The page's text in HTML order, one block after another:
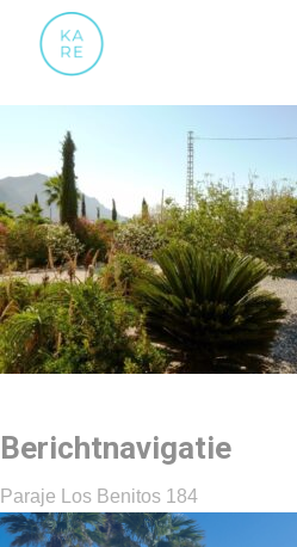
Berichtnavigatie
Paraje Los Benitos 184